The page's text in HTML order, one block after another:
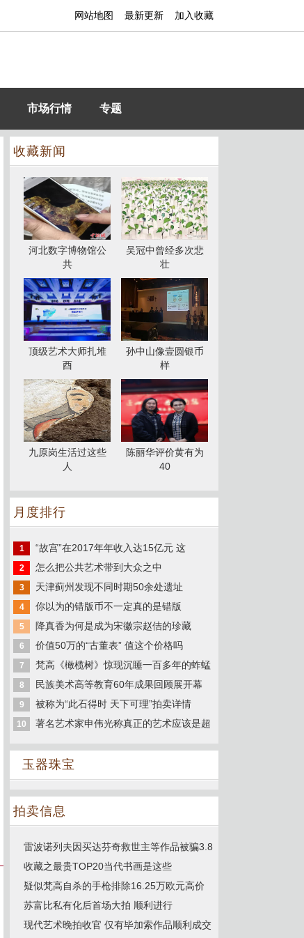
网站地图 最新更新 加入收藏
市场行情 专题
收藏新闻
河北数字博物馆公
共
吴冠中曾经多次悲
壮
顶级艺术大师扎堆
酉
孙中山像壹圆银币
样
九原岗生活过这些
人
陈丽华评价黄有为
40
月度排行
1 “故宫”在2017年年收入达15亿元 这
2 怎么把公共艺术带到大众之中
3 天津蓟州发现不同时期50余处遗址
4 你以为的错版币不一定真的是错版
5 降真香为何是成为宋徽宗赵佶的珍藏
6 价值50万的“古董表” 值这个价格吗
7 梵高《橄榄树》惊现沉睡一百多年的蚱蜢
8 民族美术高等教育60年成果回顾展开幕
9 被称为“此石得时 天下可理”拍卖详情
10 著名艺术家申伟光称真正的艺术应该是超
玉器珠宝
拍卖信息
雷波诺列夫因买达芬奇救世主等作品被骗3.8
收藏之最贵TOP20当代书画是这些
疑似梵高自杀的手枪排除16.25万欧元高价
苏富比私有化后首场大拍 顺利进行
现代艺术晚拍收官 仅有毕加索作品顺利成交